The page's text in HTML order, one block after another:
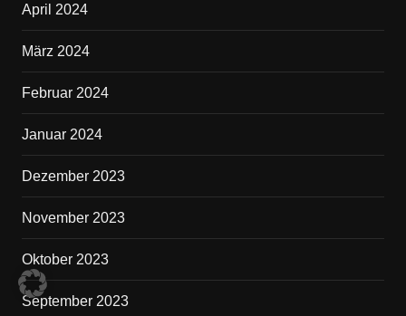
April 2024
März 2024
Februar 2024
Januar 2024
Dezember 2023
November 2023
Oktober 2023
September 2023